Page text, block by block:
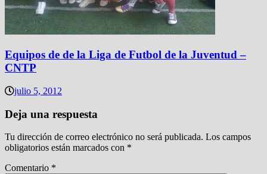
Equipos de de la Liga de Futbol de la Juventud –
CNTP
julio 5, 2012
Deja una respuesta
Tu dirección de correo electrónico no será publicada. Los campos
obligatorios están marcados con *
Comentario *